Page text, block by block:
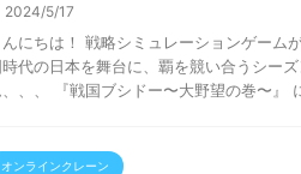
2024/5/17
にちは！ 戦略シミュレーションゲーム
代の日本を舞台に、覇を競い合うシー
、、 『戦国ブシドー〜大野望の巻〜』
オンラインクレーン